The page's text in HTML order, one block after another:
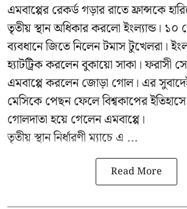
এমবাপ্পের রেকর্ড গড়ার রাতে ফ্রান্সকে
তৃতীয় স্থান অধিকার করলো ইংল্যান্ড।
ব্যবধানে জিতে নিলেন টমাস টুখেলরা।
হ্যাটট্রিক করলেন বুকায়ো সাকা। ফরাসী
এমবাপ্পে করলেন জোড়া গোল। এর
মেসিকে পেছন ফেলে বিশ্বকাপের
গোলদাতা হয়ে গেলেন এমবাপ্পে।
তৃতীয় স্থান নির্ধারণী ম্যাচে এ ...
Read More